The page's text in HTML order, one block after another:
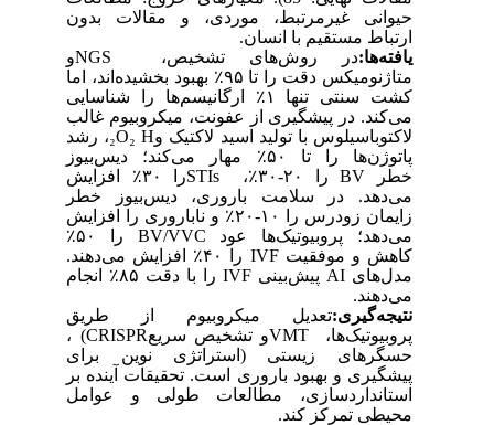
حیوانی غیرمرتبط، موردی، و مقالات بدون
ارتباط مستقیم با انسان.
یافته‌ها:در روش‌های تشخیص، NGSو
متاژنومیکس دقت را تا۹۵٪بهبود بخشیده‌اند، اما
کشت سنتی تنها۱ ٪ارگانیسم‌ها را شناسایی
می‌کند. در پیشگیری از عفونت، میکروبیوم غالب
لاکتوباسیلوس با تولید اسید لاکتیک و H
₂
O
₂، رشد
پاتوژن‌ها را تا
۵۰ ٪مهار می‌کند؛ دیس‌بیوز
خطرBVرا ۲۰-۳۰ ٪،STIsرا ۳۰٪افزایش
می‌دهد. در سلامت باروری، دیس‌بیوز خطر
زایمان زودرس را
۱۰-۲۰ ٪و ناباروری را افزایش
می‌دهد؛ پروبیوتیک‌ها عودBV/VVC را ۵۰٪
کاهش و موفقیتIVFرا ۴۰٪افزایش می‌دهند.
مدل‌هایAIپیش‌بینیIVFرا با دقت۸۵٪انجام
می‌دهند.
نتیجه‌گیری:تعدیل میکروبیوم از طریق
پروبیوتیک‌ها،VMTو تشخیص سریع(CRISPR،
حسگرهای زیستی)
استراتژی نوین برای
پیشگیری و بهبود باروری است. تحقیقات آینده بر
استانداردسازی، مطالعات طولی و عوامل
محیطی تمرکز کند.